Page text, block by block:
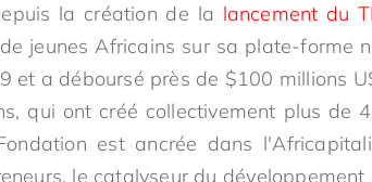
la création de la lancement du
jeunes Africains sur sa plate-forme
et a déboursé près de $100 millions
qui ont créé collectivement plus de
est ancrée dans
le catalyseur du